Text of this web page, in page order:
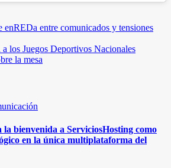
enREDa entre comunicados y tensiones
los Juegos Deportivos Nacionales
la mesa
bienvenida a ServiciosHosting como
en la única multiplataforma del